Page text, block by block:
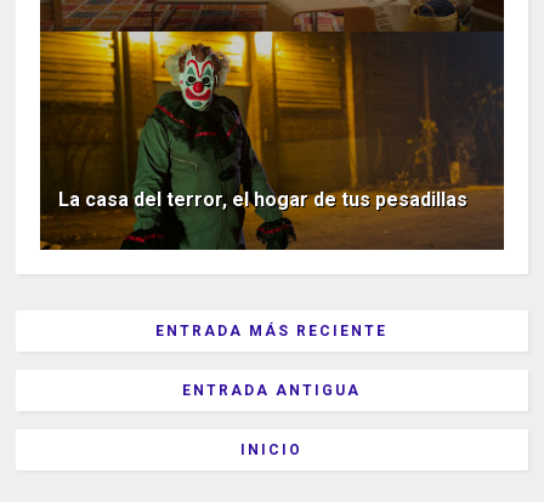
La casa del terror, el hogar de tus pesadillas
ENTRADA MÁS RECIENTE
ENTRADA ANTIGUA
INICIO